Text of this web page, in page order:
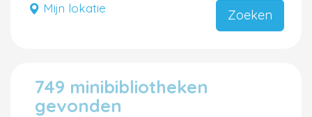
Mijn lokatie Zoeken
749 minibibliotheken
gevonden